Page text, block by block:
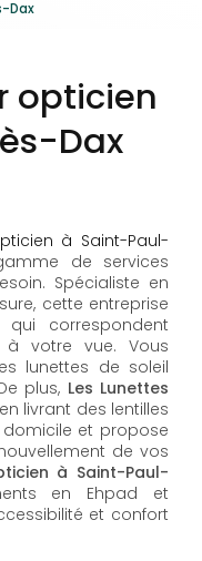
Dax
opticien
Dax
à Saint-Paul-
de services
Spécialiste en
cette entreprise
correspondent
votre vue. Vous
lunettes de soleil
plus, Les Lunettes
livrant des lentilles
et propose
de vos
à Saint-Paul-
en Ehpad et
et confort